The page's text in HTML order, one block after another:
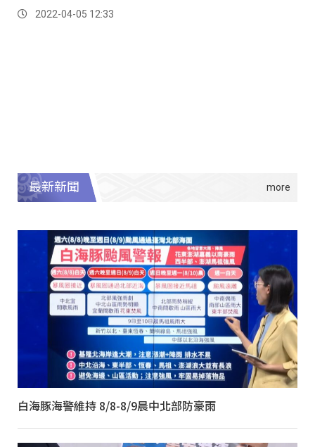
2022-04-05 12:33
最新新聞
白海豚海警維持 8/8-8/9晨中北部防豪雨